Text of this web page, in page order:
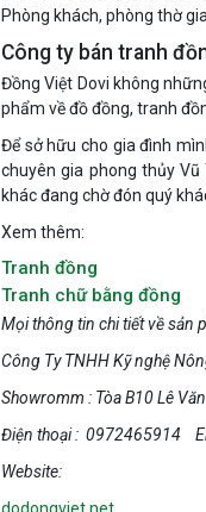
Phòng khách, phòng thờ
Công ty bán tranh
Đồng Việt Dovi không
phẩm về đồ đồng, tranh
Để sở hữu cho gia đình
chuyên gia phong thủy
khác đang chờ đón quý
Xem thêm:
Tranh đồng
Tranh chữ bằng đồng
Mọi thông tin chi tiết về sản
Công Ty TNHH Kỹ nghệ
Showromm : Tòa B10 Lê
Điện thoại : 0972465914
Website: